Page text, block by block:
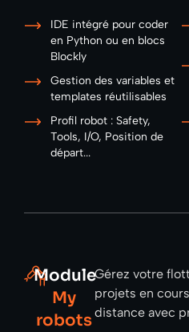
IDE intégré pour coder
en Python ou en blocs
Blockly
Gestion des variables et
templates réutilisables
Profil robot : Safety,
Tools, I/O, Position de
départ...
Module
My
robots
Gérez votre
projets en
distance avec